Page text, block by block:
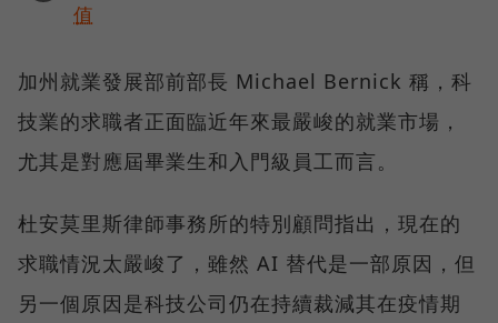
值
加州就業發展部前部長 Michael Bernick 稱，科
技業的求職者正面臨近年來最嚴峻的就業市場，
尤其是對應屆畢業生和入門級員工而言。
杜安莫里斯律師事務所的特別顧問指出，現在的
求職情況太嚴峻了，雖然 AI 替代是一部原因，但
另一個原因是科技公司仍在持續裁減其在疫情期